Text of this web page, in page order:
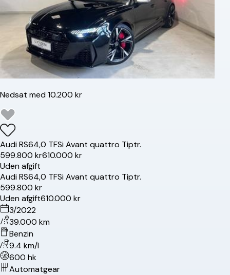
Nedsat med 10.200 kr
AudiRS64,0 TFSi Avant quattro Tiptr.
599.800 kr610.000 kr
Uden afgift
AudiRS64,0 TFSi Avant quattro Tiptr.
599.800 kr
Uden afgift610.000 kr
3/2022
39.000 km
Benzin
9.4 km/l
600 hk
Automatgear